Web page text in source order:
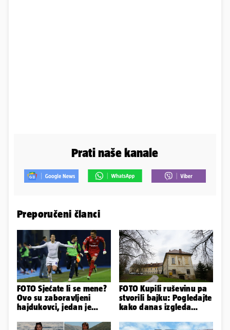
Prati naše kanale
Preporučeni članci
FOTO Sjećate li se mene?
Ovo su zaboravljeni
hajdukovci, jedan je
FOTO Kupili ruševinu pa
stvorili bajku: Pogledajte
kako danas izgleda